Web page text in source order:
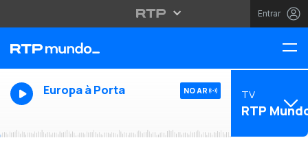
Entrar
Europa à Porta NO AR TV
RTP